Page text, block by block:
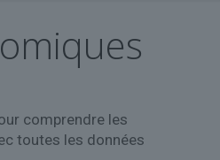
comprendre les
toutes les données